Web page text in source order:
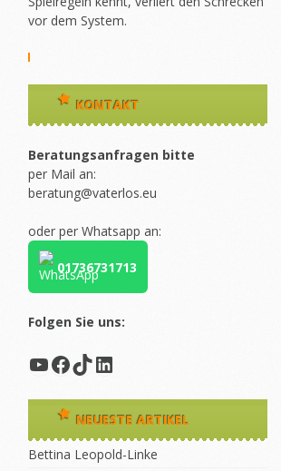
vor dem System.
KONTAKT
Beratungsanfragen bitte
per Mail an:
beratung@vaterlos.eu
oder per Whatsapp an:
01736731713
Folgen Sie uns:
YouTube
Facebook
TikTok
LinkedIn
NEUESTE ARTIKEL
Bettina Leopold-Linke